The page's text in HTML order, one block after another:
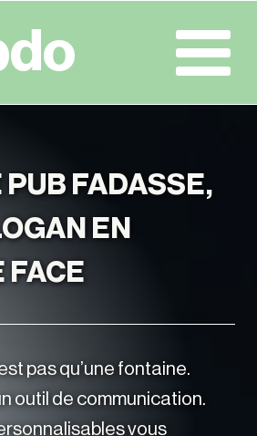
PUB FADASSE,
EN
FACE
pas qu’une fontaine.
outil de communication.
vous